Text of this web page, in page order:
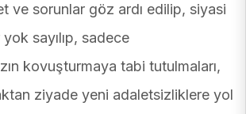
ve sorunlar göz ardı edilip, siyasi
sayılıp, sadece
kovuşturmaya tabi tutulmaları,
ziyade yeni adaletsizliklere yol